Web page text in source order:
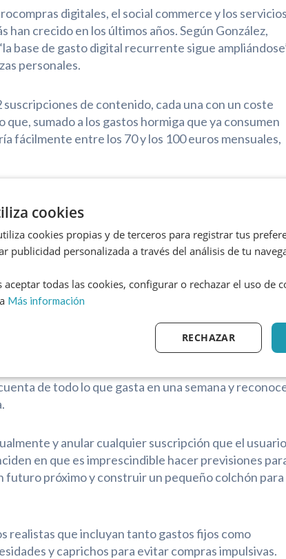
digitales, el social commerce y los servicios
han crecido en los últimos años. Según González,
base de gasto digital recurrente sigue
personales.
de contenido, cada una con un coste
sumado a los gastos hormiga que ya consumen
fácilmente entre los 70 y los 100 euros mensuales,
de comida a domicilio y las compras
El volumen de estas compras y pedidos
de los gastos que tampoco nadie vigila, apunta
de crédito.
gastos hormiga?
no es necesario hacer ningún cambio drástico
y equilibrada, es esencial saber dónde va el dinero”,
de todo lo que gasta en una semana y
y anular cualquier suscripción que el usuario
en que es imprescindible hacer previsiones
próximo y construir un pequeño colchón para
realistas que incluyan tanto gastos fijos como
y caprichos para evitar compras impulsivas.
cookies
cookies propias y de terceros para registrar tus
publicidad personalizada a través del análisis de tu
todas las cookies, configurar o rechazar el uso de
Más información
RECHAZAR